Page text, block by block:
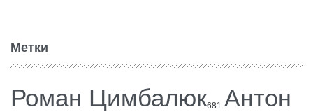
Метки
Роман Цимбалюк681 Антон